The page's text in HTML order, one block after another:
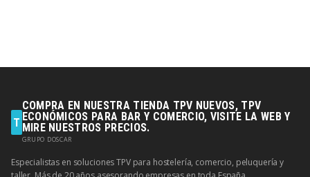
T
COMPRA EN NUESTRA TIENDA TPV NUEVOS, TPV
ECONÓMICOS PARA BAR Y COMERCIO, VISITE LA WEB Y
MIRE NUESTROS PRECIOS.
GRUPO DOSCAR
Especialistas en soluciones TPV para hostelería, comercio, peluquería y